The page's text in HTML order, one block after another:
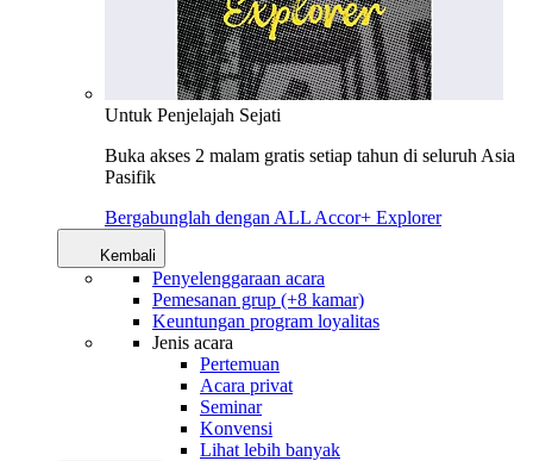
Untuk Penjelajah Sejati
Buka akses 2 malam gratis setiap tahun di seluruh Asia
Pasifik
Bergabunglah dengan ALL Accor+ Explorer
Kembali
Penyelenggaraan acara
Pemesanan grup (+8 kamar)
Keuntungan program loyalitas
Jenis acara
Pertemuan
Acara privat
Seminar
Konvensi
Lihat lebih banyak